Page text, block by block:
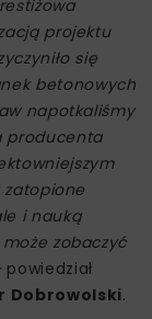
projektu
się
betonowych
napotkaliśmy
producenta
zatopione
i nauką
zobaczyć
powiedział
Dobrowolski.